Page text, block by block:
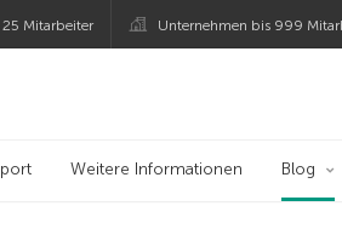
Mitarbeiter Unternehmen bis 999
Weitere Informationen Blog